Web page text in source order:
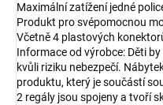
Maximální zatížení jedné
Produkt pro svépomocnou
Včetně 4 plastových
Informace od výrobce: Děti
kvůli riziku nebezpečí.
produktu, který je součástí
2 regály jsou spojeny a tvoří